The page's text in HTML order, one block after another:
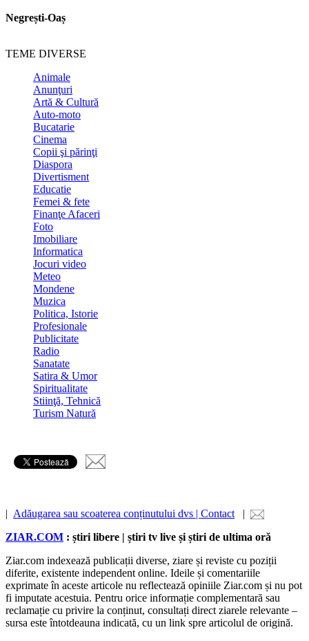
Negrești-Oaș
TEME DIVERSE
Animale
Anunţuri
Artă & Cultură
Auto-moto
Bucatarie
Cinema
Copii şi părinţi
Diaspora
Divertisment
Educatie
Femei & fete
Finanţe Afaceri
Foto
Imobiliare
Informatica
Jocuri video
Meteo
Mondene
Muzica
Politica, Istorie
Profesionale
Publicitate
Radio
Sanatate
Satira & Umor
Spiritualitate
Stiinţă, Tehnică
Turism Natură
| Adăugarea sau scoaterea conținutului dvs | Contact |
ZIAR.COM : știri libere | știri tv live și știri de ultima oră
Ziar.com indexează publicații diverse, ziare și reviste cu poziții
diferite, existente independent online. Ideile și comentariile
exprimate în aceste articole nu reflectează opiniile Ziar.com și nu pot
fi imputate acestuia. Pentru orice informație complementară sau
reclamație cu privire la conținut, consultați direct ziarele relevante –
sursa este întotdeauna indicată, cu un link spre articolul de origină.